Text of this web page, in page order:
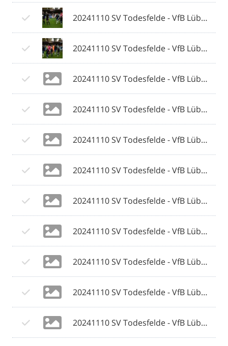
20241110 SV Todesfelde - VfB Lübeck 018 © 2024 Olaf Wegerich.jpg
20241110 SV Todesfelde - VfB Lübeck 019 © 2024 Olaf Wegerich.jpg
20241110 SV Todesfelde - VfB Lübeck 020 © 2024 Olaf Wegerich.jpg
20241110 SV Todesfelde - VfB Lübeck 021 © 2024 Olaf Wegerich.jpg
20241110 SV Todesfelde - VfB Lübeck 022 © 2024 Olaf Wegerich.jpg
20241110 SV Todesfelde - VfB Lübeck 023 © 2024 Olaf Wegerich.jpg
20241110 SV Todesfelde - VfB Lübeck 024 © 2024 Olaf Wegerich.jpg
20241110 SV Todesfelde - VfB Lübeck 025 © 2024 Olaf Wegerich.jpg
20241110 SV Todesfelde - VfB Lübeck 026 © 2024 Olaf Wegerich.jpg
20241110 SV Todesfelde - VfB Lübeck 027 © 2024 Olaf Wegerich.jpg
20241110 SV Todesfelde - VfB Lübeck 028 © 2024 Olaf Wegerich.jpg